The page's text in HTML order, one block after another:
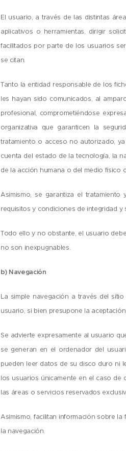
El usuario, a través de las distintas
aplicativos o herramientas, dirigir
facilitados por parte de los usuarios
se citan.
Tanto la entidad responsable de los
les hayan sido comunicados, al
profesional, comprometiéndose
organizativa que garanticen la
tratamiento o acceso no autorizado,
cuenta del estado de la tecnología, la
de la acción humana o del medio físico
Asimismo, se garantiza el tratamiento
requisitos y condiciones de integridad
Todo ello y no obstante, el usuario
no son inexpugnables.
b) Navegación
La simple navegación a través del
usuario, si bien presupone la
Se advierte expresamente al usuario
se generan en el ordenador del
pueden leer datos de su disco duro ni
los usuarios únicamente en el caso de
las áreas o servicios reservados
Asimismo, facilitan información sobre
la navegación.